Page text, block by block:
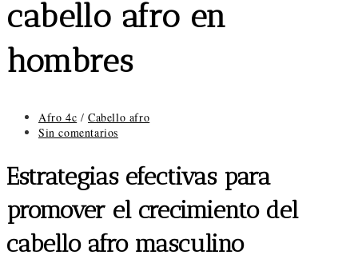
cabello afro en
hombres
Categoría
de
Afro 4c / Cabello afro
Comentarios
entrada:
Sin comentarios
Estrategias efectivas para
promover el crecimiento del
cabello afro masculino